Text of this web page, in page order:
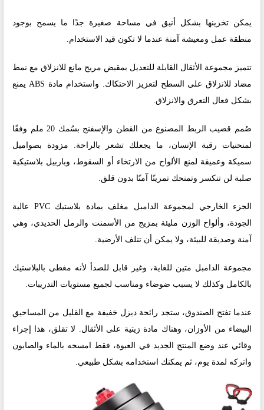
يمكن تخزينها بشكل أنيق في مساحة صغيرة جدًا ما يسمح بوجود
منطقة عمل ومعيشة آمنة عندما لا تكون قيد الاستخدام.
تتميز مجموعة الأثقال القابلة للتعديل بمقبض مريح مانع للانزلاق مع نمط
مضاد للانزلاق على السطح لتعزيز الاحتكاك. واستخدام مادة ABS يمنع
بشكل فعال التعرق والانزلاق.
صُمم قضيب الربط المصنوع من القطن والإسفنج بسُمك 20 ملم وفقًا
لمنحنيات رقبة الإنسان، ما يجعلك تشعر بالراحة. مزودة بصواميل
سميكة وعميقة لمنع الألواح من الارتخاء أو السقوط، وباربيل بلاستيكية
صلبة لن تنكسر وتمنحك تمرينًا آمنًا بدون قلق.
الجزء الخارجي لمجموعة الدامبل مغلف بمادة بلاستيك PVC عالية
الجودة، وألواح الوزن مليئة بمزيج من الأسمنت والرمل الحديدي، وهي
آمنة وصديقة للبيئة، ولا يمكن أن تتلف الأرضية.
مجموعة الدامبل متين للغاية، وغير قابل للصدأ لأنه مغطى بالبلاستيك
بالكامل وكذلك لا يسبب ضوضاء ومناسب لجميع مستويات التدريبات.
عندما تفتح الصندوق، ستجد رائحة ديزل خفيفة مع القليل من المساحيق
البيضاء من الأوزان، وهناك مادة زيتية على الأثقال. لا تقلق، هذا إجراء
وقائي عند وضع المنتج الجديد في العبوة، فقط امسحه بالماء والصابون
واتركه لمدة يوم، ثم يمكنك استخدامه بشكل طبيعي.